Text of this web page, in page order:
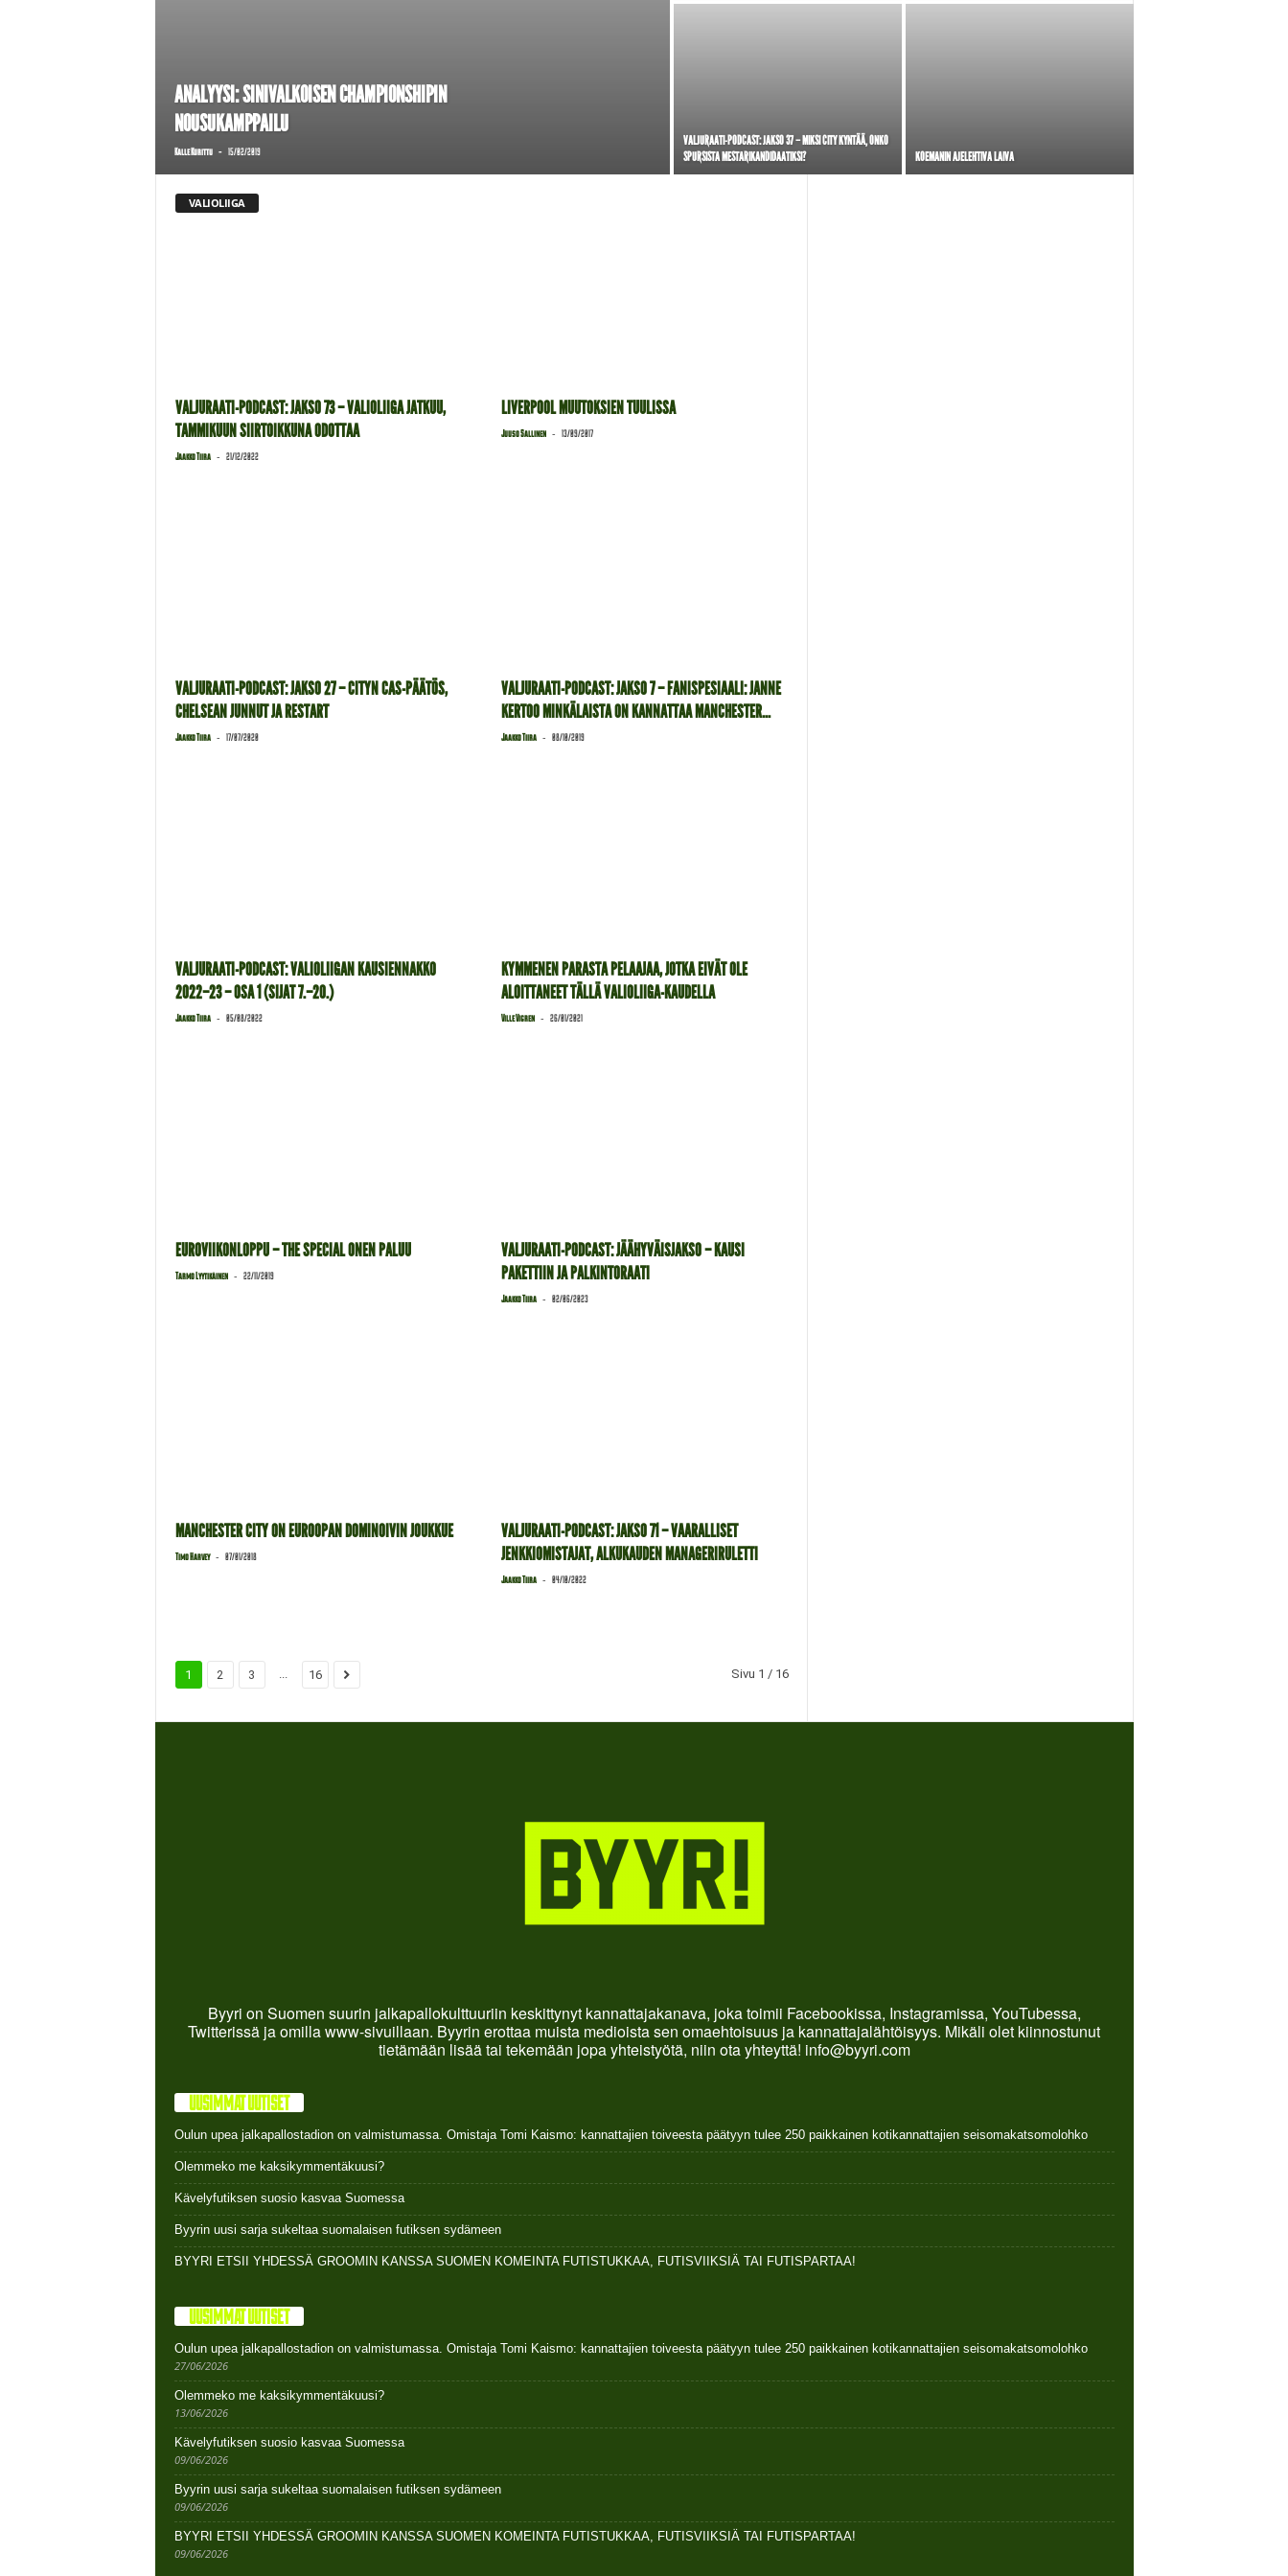
ANALYYSI: SINIVALKOISEN CHAMPIONSHIPIN
NOUSUKAMPPAILU
Kalle Kurittu - 15/02/2019
VALJURAATI-PODCAST: JAKSO 37 – MIKSI CITY KYNTÄÄ, ONKO
SPURSISTA MESTARIKANDIDAATIKSI?
KOEMANIN AJELEHTIVA LAIVA
VALIOLIIGA
VALJURAATI-PODCAST: JAKSO 73 – VALIOLIIGA JATKUU,
TAMMIKUUN SIIRTOIKKUNA ODOTTAA
Jaakko Tiira - 21/12/2022
LIVERPOOL MUUTOKSIEN TUULISSA
Juuso Sallinen - 13/09/2017
VALJURAATI-PODCAST: JAKSO 27 – CITYN CAS-PÄÄTÖS,
CHELSEAN JUNNUT JA RESTART
Jaakko Tiira - 17/07/2020
VALJURAATI-PODCAST: JAKSO 7 – FANISPESIAALI: JANNE
KERTOO MINKÄLAISTA ON KANNATTAA MANCHESTER...
Jaakko Tiira - 08/10/2019
VALJURAATI-PODCAST: VALIOLIIGAN KAUSIENNAKKO
2022–23 – OSA 1 (SIJAT 7.–20.)
Jaakko Tiira - 05/08/2022
KYMMENEN PARASTA PELAAJAA, JOTKA EIVÄT OLE
ALOITTANEET TÄLLÄ VALIOLIIGA-KAUDELLA
Ville Vigren - 26/01/2021
EUROVIIKONLOPPU – THE SPECIAL ONEN PALUU
Tarmo Lyytikäinen - 22/11/2019
VALJURAATI-PODCAST: JÄÄHYVÄISJAKSO – KAUSI
PAKETTIIN JA PALKINTORAATI
Jaakko Tiira - 02/06/2023
MANCHESTER CITY ON EUROOPAN DOMINOIVIN JOUKKUE
Timo Harvey - 07/01/2018
VALJURAATI-PODCAST: JAKSO 71 – VAARALLISET
JENKKIOMISTAJAT, ALKUKAUDEN MANAGERIRULETTI
Jaakko Tiira - 04/10/2022
1 2 3 16 Sivu 1 / 16
Byyri on Suomen suurin jalkapallokulttuuriin keskittynyt kannattajakanava, joka toimii Facebookissa, Instagramissa, YouTubessa,
Twitterissä ja omilla www-sivuillaan. Byyrin erottaa muista medioista sen omaehtoisuus ja kannattajalähtöisyys. Mikäli olet kiinnostunut
tietämään lisää tai tekemään jopa yhteistyötä, niin ota yhteyttä! info@byyri.com
UUSIMMAT UUTISET
Oulun upea jalkapallostadion on valmistumassa. Omistaja Tomi Kaismo: kannattajien toiveesta päätyyn tulee 250 paikkainen kotikannattajien seisomakatsomolohko
Olemmeko me kaksikymmentäkuusi?
Kävelyfutiksen suosio kasvaa Suomessa
Byyrin uusi sarja sukeltaa suomalaisen futiksen sydämeen
BYYRI ETSII YHDESSÄ GROOMIN KANSSA SUOMEN KOMEINTA FUTISTUKKAA, FUTISVIIKSIÄ TAI FUTISPARTAA!
UUSIMMAT UUTISET
Oulun upea jalkapallostadion on valmistumassa. Omistaja Tomi Kaismo: kannattajien toiveesta päätyyn tulee 250 paikkainen kotikannattajien seisomakatsomolohko
27/06/2026
Olemmeko me kaksikymmentäkuusi?
13/06/2026
Kävelyfutiksen suosio kasvaa Suomessa
09/06/2026
Byyrin uusi sarja sukeltaa suomalaisen futiksen sydämeen
09/06/2026
BYYRI ETSII YHDESSÄ GROOMIN KANSSA SUOMEN KOMEINTA FUTISTUKKAA, FUTISVIIKSIÄ TAI FUTISPARTAA!
09/06/2026